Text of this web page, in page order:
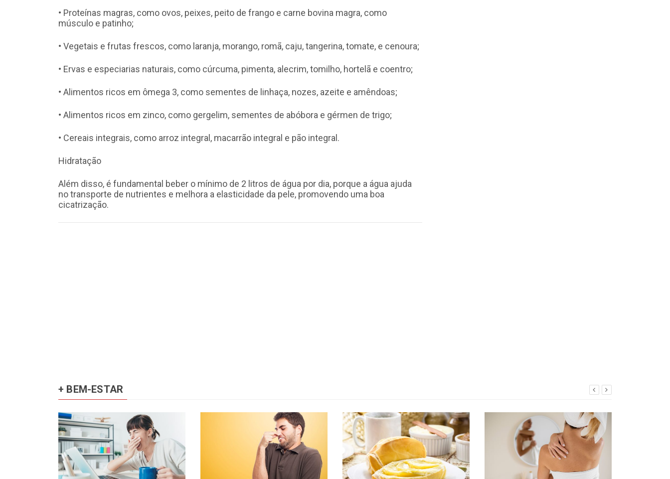
• Proteínas magras, como ovos, peixes, peito de frango e carne bovina magra, como
músculo e patinho;
• Vegetais e frutas frescos, como laranja, morango, romã, caju, tangerina, tomate, e cenoura;
• Ervas e especiarias naturais, como cúrcuma, pimenta, alecrim, tomilho, hortelã e coentro;
• Alimentos ricos em ômega 3, como sementes de linhaça, nozes, azeite e amêndoas;
• Alimentos ricos em zinco, como gergelim, sementes de abóbora e gérmen de trigo;
• Cereais integrais, como arroz integral, macarrão integral e pão integral.
Hidratação
Além disso, é fundamental beber o mínimo de 2 litros de água por dia, porque a água ajuda
no transporte de nutrientes e melhora a elasticidade da pele, promovendo uma boa
cicatrização.
+ BEM-ESTAR